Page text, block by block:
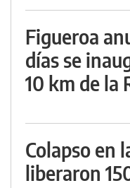
Figueroa
días se
10 km de la
Colapso en
liberaron